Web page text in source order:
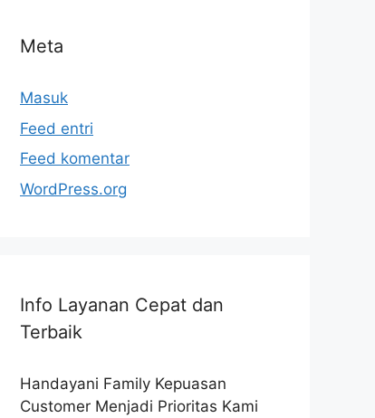
Meta
Masuk
Feed entri
Feed komentar
WordPress.org
Info Layanan Cepat dan
Terbaik
Handayani Family Kepuasan
Customer Menjadi Prioritas Kami